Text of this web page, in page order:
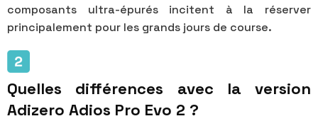
composants ultra-épurés incitent à la réserver
principalement pour les grands jours de course.
Quelles différences avec la version
Adizero Adios Pro Evo 2 ?